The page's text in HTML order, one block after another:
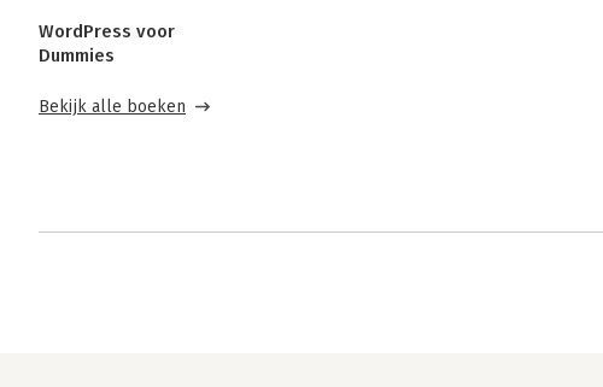
WordPress voor
Dummies
Bekijk alle boeken